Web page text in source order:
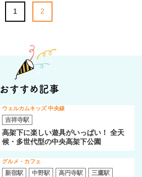
1 2
おすすめ記事
ウェルカムキッズ 中央線
吉祥寺駅
高架下に楽しい遊具がいっぱい！ 全天
候・多世代型の中央高架下公園
グルメ・カフェ
新宿駅 中野駅 高円寺駅
三鷹駅